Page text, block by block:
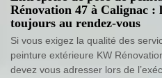
Rénovation 47 à Calignac :
toujours au rendez-vous
Si vous exigez la qualité des
peinture extérieure KW
devez vous adresser lors de